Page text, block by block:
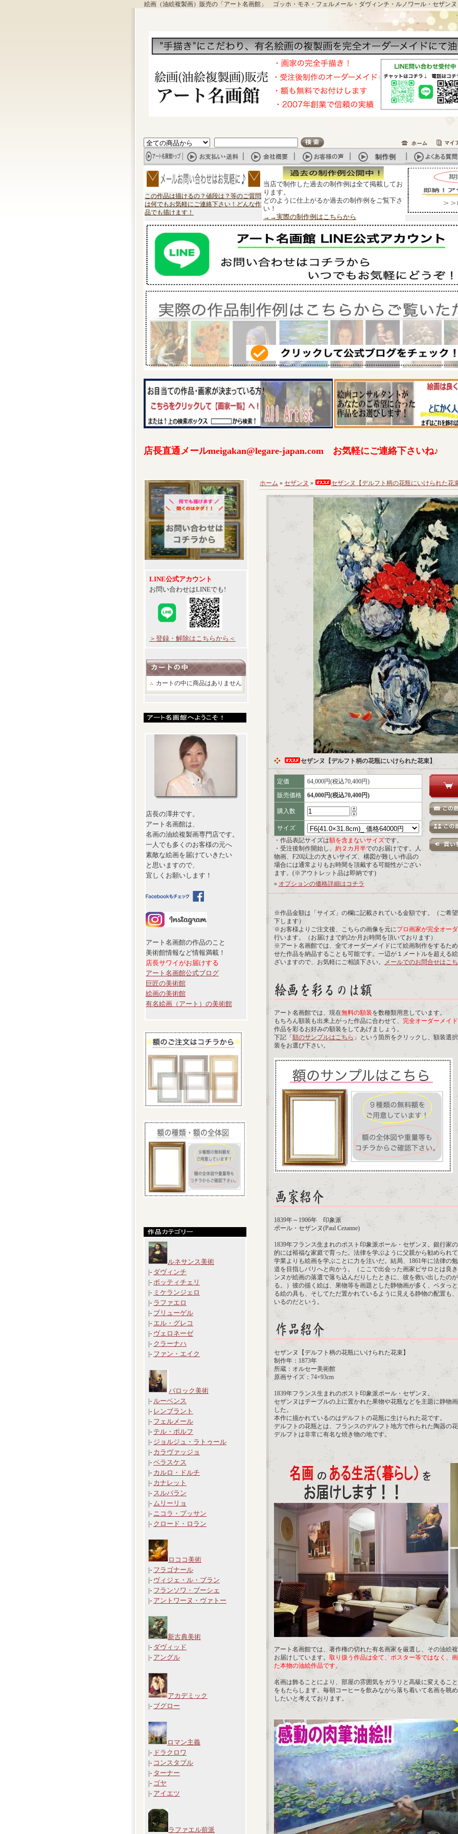
絵画（油絵複製画）販売の「アート名画館」 ゴッホ・モネ・フェルメール・ダヴィンチ・ルノワール・セザン
この作品は描けるの？値段は？等のご質問
は何でもお気軽にご連絡下さい！どんな作
品でも描けます！
当店で制作した過去の制作例は全て掲載してお
ります。
どのように仕上がるか過去の制作例をご覧下さ
い！
→→実際の制作例はこちらから
店長直通メールmeigakan@legare-japan.com お気軽にご連絡下さいね♪
LINE公式アカウント
お問い合わせはLINEでも!
＞登録・解除はこちらから＜
カートの中に商品はありません
店長の澤井です。
アート名画館は、
名画の油絵複製画専門店です。
一人でも多くのお客様の元へ
素敵な絵画を届けていきたい
と思いますので、
宜しくお願いします！
アート名画館の作品のこと
美術館情報など情報満載！
店長サワイがお届けする
アート名画館公式ブログ
巨匠の美術館
絵画の美術館
有名絵画（アート）の美術館
ルネサンス美術
|- ダヴィンチ
|- ボッティチェリ
|- ミケランジェロ
|- ラファエロ
|- ブリューゲル
|- エル・グレコ
|- ヴェロネーゼ
|- クラーナハ
|- ファン・エイク
バロック美術
|- ルーベンス
|- レンブラント
|- フェルメール
|- テル・ボルフ
|- ジョルジュ・ラトゥール
|- カラヴァッジョ
|- ベラスケス
|- カルロ・ドルチ
|- カナレット
|- スルバラン
|- ムリーリョ
|- ニコラ・プッサン
|- クロード・ロラン
ロココ美術
|- フラゴナール
|- ヴィジェ・ル・ブラン
|- フランソワ・ブーシェ
|- アントワーヌ・ヴァトー
新古典美術
|- ダヴィッド
|- アングル
アカデミック
|- ブグロー
ロマン主義
|- ドラクロワ
|- コンスタブル
|- ターナー
|- ゴヤ
|- アイエツ
ラファエル前派
ホーム » セザンヌ » セザンヌ【デルフト柄の花瓶にいけられた花
セザンヌ【デルフト柄の花瓶にいけられた花束】
定価
64,000円(税込70,400円)
販売価格
64,000円(税込70,400円)
購入数
サイズ
・作品表記サイズは額を含まないサイズです。
・受注後制作開始し、 約２カ月半でのお届けです。人
物画、F20以上の大きいサイズ、構図が難しい作品の
場合には通常よりもお時間を頂戴する可能性がござい
ます。(※アウトレット品は即納です)
» オプションの価格詳細はコチラ
※作品金額は「サイズ」の欄に記載されている金額です。（ご希
下します）
※お客様よりご注文後、こちらの画像を元にプロ画家が完全オー
行います。（お届けまで約2か月お時間を頂いております）
※アート名画館では、全てオーダーメイドにて絵画制作をするた
せた作品を納品することも可能です。一辺が１メートルを超える
ざいますので、お気軽にご相談下さい。
メールでのお問合せはこ
アート名画館では、現在無料の額装を数種類用意しています。
もちろん額装も出来上がった作品に合わせて、 完全オーダーメイド
作品を彩るお好みの額装をしてあげましょう。
下記「 額のサンプルはこちら 」という箇所をクリックし、額装選
装をお選び下さい。
1839年～1906年 印象派
ポール・セザンヌ(Paul Cezanne)
1839年フランス生まれのポスト印象派ポール・セザンヌ。銀行家
的には裕福な家庭で育った。法律を学ぶように父親から勧められ
学業よりも絵画を学ぶことに力を注いだ。結局、1861年に法律の
道を目指しパリへと向かう。（ここで出会った画家ピサロとは良
ンヌが絵画の落選で落ち込んだりしたときに、彼を救い出したの
る。）彼の描く絵は、果物等を画題とした静物画が多く、ベタっ
る絵の具も、そしてただ置かれているように見える静物の配置も
いるのだという。
セザンヌ【デルフト柄の花瓶にいけられた花束】
制作年：1873年
所蔵：オルセー美術館
原画サイズ：74×93cm
1839年フランス生まれのポスト印象派ポール・セザンヌ。
セザンヌはテーブルの上に置かれた果物や花瓶などを主題に静物
した。
本作に描かれているのはデルフトの花瓶に生けられた花です。
デルフトの花瓶とは、フランスのデルフト地方で作られた陶器の
デルフトは非常に有名な焼き物の地です。
アート名画館では、著作権の切れた有名画家を厳選し、その油絵
お届けしています。 取り扱う作品は全て、ポスター等ではなく、
た本物の油絵作品です。
名画は飾ることにより、部屋の雰囲気をガラリと高級に変えるこ
をもたらします。毎朝コーヒーを飲みながら落ち着いて名画を眺
したいと考えております。